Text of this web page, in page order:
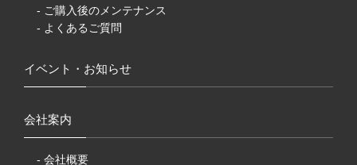
- ご購入後のメンテナンス
- よくあるご質問
イベント・お知らせ
会社案内
- 会社概要